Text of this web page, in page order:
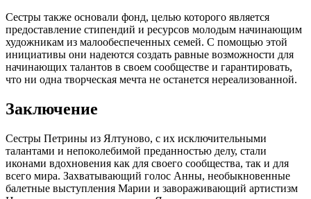
Сестры также основали фонд, целью которого является
предоставление стипендий и ресурсов молодым начинающим
художникам из малообеспеченных семей. С помощью этой
инициативы они надеются создать равные возможности для
начинающих талантов в своем сообществе и гарантировать,
что ни одна творческая мечта не останется нереализованной.
Заключение
Сестры Петрины из Ялтуново, с их исключительными
талантами и непоколебимой преданностью делу, стали
иконами вдохновения как для своего сообщества, так и для
всего мира. Захватывающий голос Анны, необыкновенные
балетные выступления Марии и завораживающий артистизм